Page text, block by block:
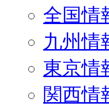
全国情
九州情
東京情
関西情